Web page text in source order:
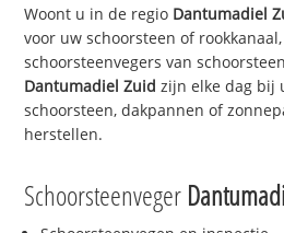
Woont u in de regio Dantumadiel
voor uw schoorsteen of
schoorsteenvegers van
Dantumadiel Zuid zijn elke dag bij
schoorsteen, dakpannen of
herstellen.
Schoorsteenveger